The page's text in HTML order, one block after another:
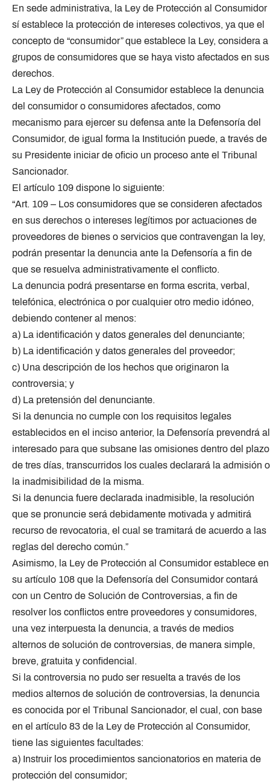
En sede administrativa, la Ley de Protección al Consumidor
sí establece la protección de intereses colectivos, ya que el
concepto de “consumidor” que establece la Ley, considera a
grupos de consumidores que se haya visto afectados en sus
derechos.
La Ley de Protección al Consumidor establece la denuncia
del consumidor o consumidores afectados, como
mecanismo para ejercer su defensa ante la Defensoría del
Consumidor, de igual forma la Institución puede, a través de
su Presidente iniciar de oficio un proceso ante el Tribunal
Sancionador.
El artículo 109 dispone lo siguiente:
“Art. 109 – Los consumidores que se consideren afectados
en sus derechos o intereses legítimos por actuaciones de
proveedores de bienes o servicios que contravengan la ley,
podrán presentar la denuncia ante la Defensoría a fin de
que se resuelva administrativamente el conflicto.
La denuncia podrá presentarse en forma escrita, verbal,
telefónica, electrónica o por cualquier otro medio idóneo,
debiendo contener al menos:
a) La identificación y datos generales del denunciante;
b) La identificación y datos generales del proveedor;
c) Una descripción de los hechos que originaron la
controversia; y
d) La pretensión del denunciante.
Si la denuncia no cumple con los requisitos legales
establecidos en el inciso anterior, la Defensoría prevendrá al
interesado para que subsane las omisiones dentro del plazo
de tres días, transcurridos los cuales declarará la admisión o
la inadmisibilidad de la misma.
Si la denuncia fuere declarada inadmisible, la resolución
que se pronuncie será debidamente motivada y admitirá
recurso de revocatoria, el cual se tramitará de acuerdo a las
reglas del derecho común.”
Asimismo, la Ley de Protección al Consumidor establece en
su artículo 108 que la Defensoría del Consumidor contará
con un Centro de Solución de Controversias, a fin de
resolver los conflictos entre proveedores y consumidores,
una vez interpuesta la denuncia, a través de medios
alternos de solución de controversias, de manera simple,
breve, gratuita y confidencial.
Si la controversia no pudo ser resuelta a través de los
medios alternos de solución de controversias, la denuncia
es conocida por el Tribunal Sancionador, el cual, con base
en el artículo 83 de la Ley de Protección al Consumidor,
tiene las siguientes facultades:
a) Instruir los procedimientos sancionatorios en materia de
protección del consumidor;